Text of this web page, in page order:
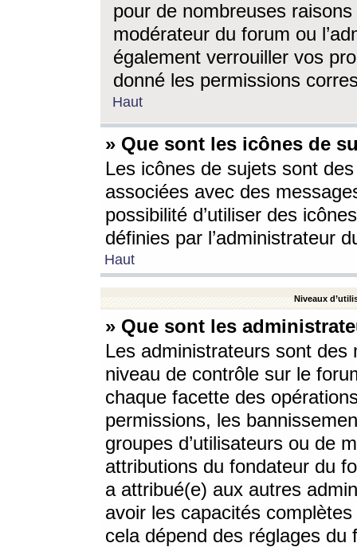
pour de nombreuses
modérateur du forum ou
également verrouiller vos
donné les permissions
Haut
» Que sont les icônes de
Les icônes de sujets sont
associées avec des
possibilité d’utiliser des
définies par l’administrateur
Haut
Niveaux
» Que sont les
Les administrateurs sont
niveau de contrôle sur le
chaque facette des
permissions, les
groupes d’utilisateurs ou de
attributions du fondateur du
a attribué(e) aux autres
avoir les capacités
cela dépend des réglages du